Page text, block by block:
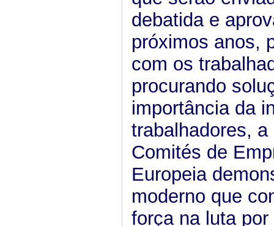
debatida e
próximos anos,
com os
procurando
importância da
trabalhadores,
Comités de
Europeia
moderno que
força na luta